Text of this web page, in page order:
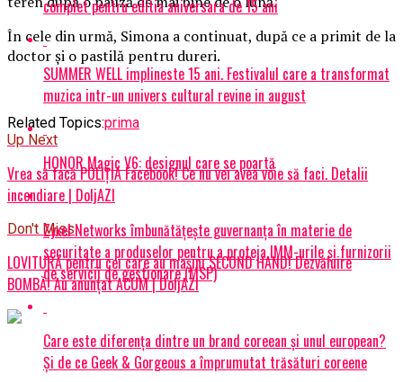
În cele din urmă, Simona a continuat, după ce a primit de la
doctor şi o pastilă pentru dureri.
Related Topics:prima
Up Next
Vrea să facă POLIȚIA Facebook! Ce nu vei avea voie să faci. Detalii
incendiare | DoljAZI
Don't Miss
LOVITURĂ pentru cei care au mașini SECOND HAND! Dezvăluire
BOMBĂ! Au anunțat ACUM | DoljAZI
complet pentru editia aniversara de 15 ani
SUMMER WELL implineste 15 ani. Festivalul care a transformat
muzica intr-un univers cultural revine in august
HONOR Magic V6: designul care se poartă
Zyxel Networks îmbunătățește guvernanța în materie de
securitate a produselor pentru a proteja IMM-urile și furnizorii
de servicii de gestionare (MSP)
Care este diferența dintre un brand coreean și unul european?
Și de ce Geek & Gorgeous a împrumutat trăsături coreene